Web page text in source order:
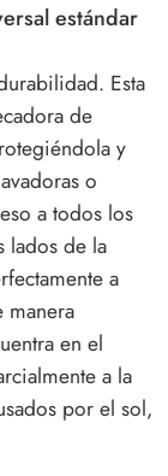
estándar
Esta
de
y
o
a todos los
lados de la
a
manera
en el
a la
por el sol,